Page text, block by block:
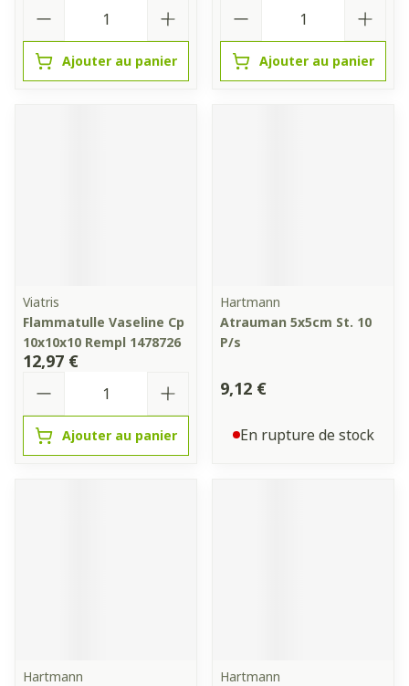
Ajouter au panier Ajouter au panier
Viatris
Flammatulle Vaseline Cp
10x10x10 Rempl 1478726
12,97 €
Ajouter au panier
Hartmann
Atrauman 5x5cm St. 10
P/s
9,12 €
En rupture de stock
Hartmann
Hartmann